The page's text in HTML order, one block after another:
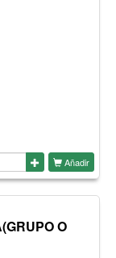
Añadir
O